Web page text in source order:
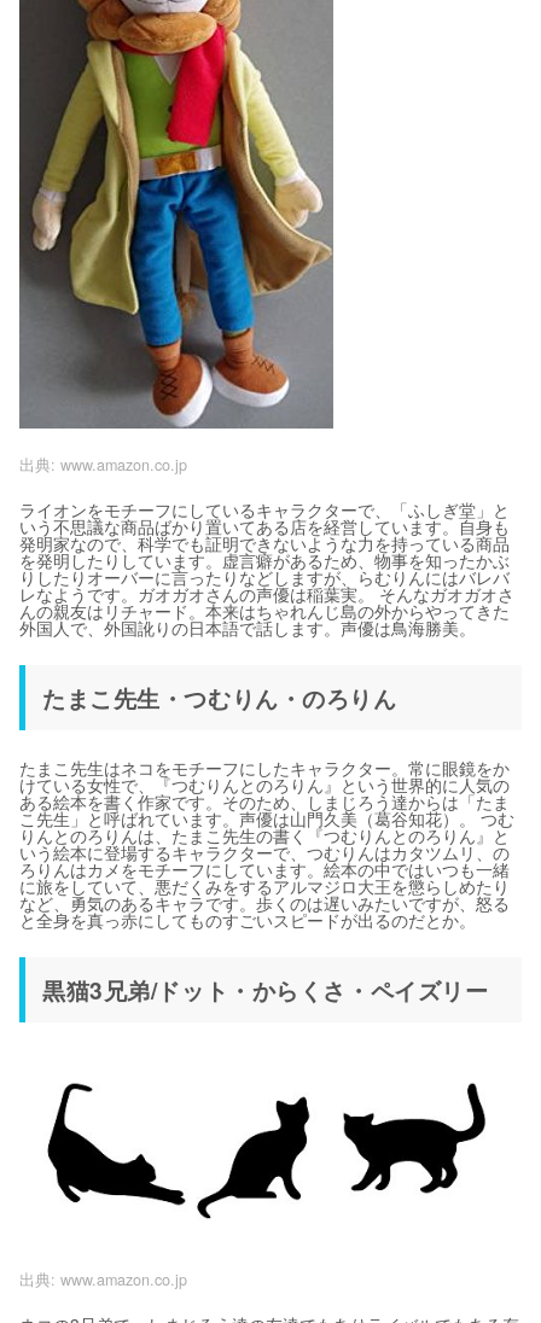
出典: www.amazon.co.jp
ライオンをモチーフにしているキャラクターで、「ふしぎ堂」と
いう不思議な商品ばかり置いてある店を経営しています。自身も
発明家なので、科学でも証明できないような力を持っている商品
を発明したりしています。虚言癖があるため、物事を知ったかぶ
りしたりオーバーに言ったりなどしますが、らむりんにはバレバ
レなようです。ガオガオさんの声優は稲葉実。 そんなガオガオさ
んの親友はリチャード。本来はちゃれんじ島の外からやってきた
外国人で、外国訛りの日本語で話します。声優は鳥海勝美。
たまこ先生・つむりん・のろりん
たまこ先生はネコをモチーフにしたキャラクター。常に眼鏡をか
けている女性で、『つむりんとのろりん』という世界的に人気の
ある絵本を書く作家です。そのため、しまじろう達からは「たま
こ先生」と呼ばれています。声優は山門久美（葛谷知花）。 つむ
りんとのろりんは、たまこ先生の書く『つむりんとのろりん』と
いう絵本に登場するキャラクターで、つむりんはカタツムリ、の
ろりんはカメをモチーフにしています。絵本の中ではいつも一緒
に旅をしていて、悪だくみをするアルマジロ大王を懲らしめたり
など、勇気のあるキャラです。歩くのは遅いみたいですが、怒る
と全身を真っ赤にしてものすごいスピードが出るのだとか。
黒猫3兄弟/ドット・からくさ・ペイズリー
出典: www.amazon.co.jp